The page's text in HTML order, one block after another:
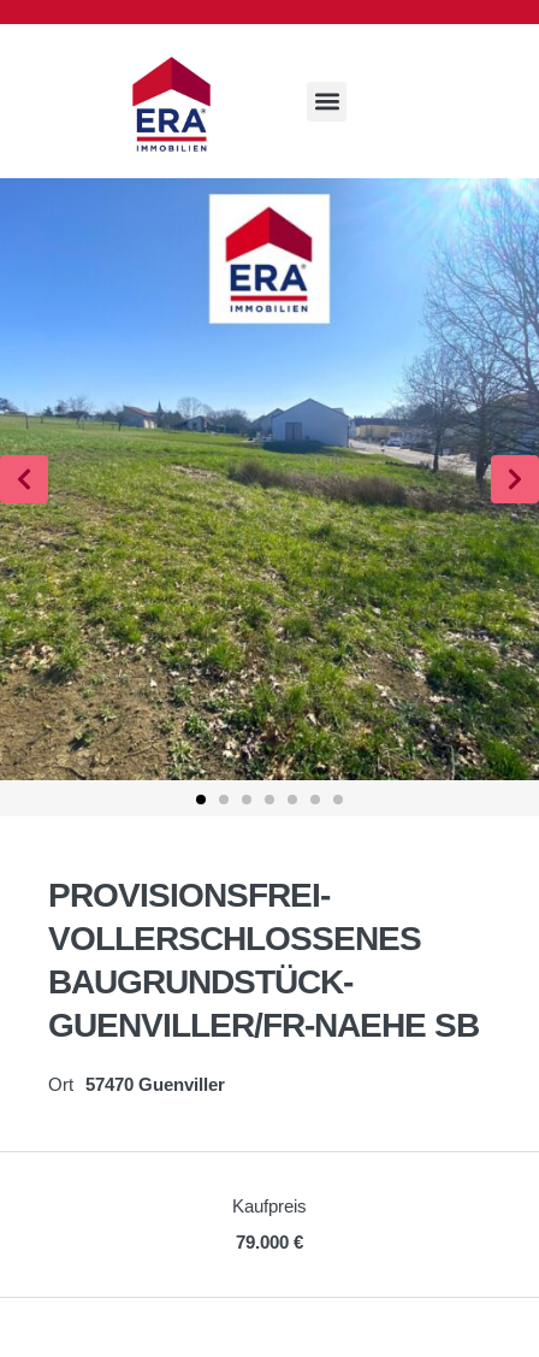
PROVISIONSFREI-
VOLLERSCHLOSSENES
BAUGRUNDSTÜCK-
GUENVILLER/FR-NAEHE SB
Ort 57470 Guenviller
Kaufpreis
79.000 €